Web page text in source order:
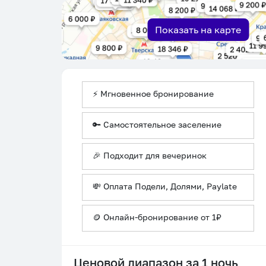
Показать на карте
⚡ Мгновенное бронирование
🔑 Самостоятельное заселение
🎉 Подходит для вечеринок
💸 Оплата Подели, Долями, Paylate
🪙 Онлайн-бронирование от 1₽
Ценовой диапазон за 1 ночь